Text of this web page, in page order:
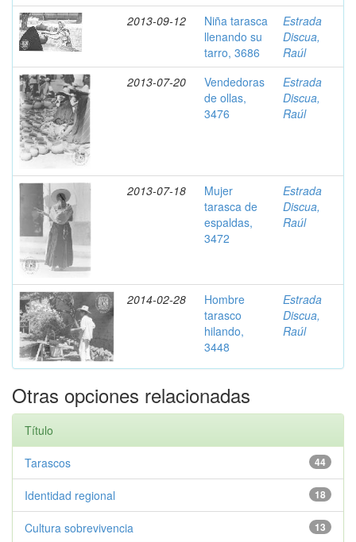
2013-09-12
Niña tarasca
llenando su
tarro, 3686
Estrada
Discua,
Raúl
2013-07-20
Vendedoras
de ollas,
3476
Estrada
Discua,
Raúl
2013-07-18
Mujer
tarasca de
espaldas,
3472
Estrada
Discua,
Raúl
2014-02-28
Hombre
tarasco
hilando,
3448
Estrada
Discua,
Raúl
Otras opciones relacionadas
Título
44
Tarascos
18
Identidad regional
13
Cultura sobrevivencia